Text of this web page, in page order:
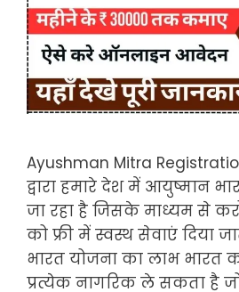
Ayushman Mitra
द्वारा हमारे देश में आयुष्मान
जा रहा है जिसके माध्यम से
को फ्री में स्वस्थ सेवाएं दिया
भारत योजना का लाभ भारत
प्रत्येक नागरिक ले सकता है